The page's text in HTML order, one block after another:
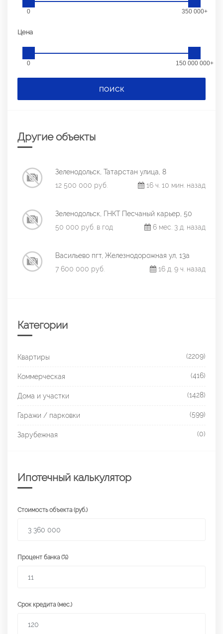
0 350 000+
Цена
0 150 000 000+
ПОИСК
Другие объекты
Зеленодольск, Татарстан улица, 8
12 500 000 руб.
16 ч. 10 мин. назад
Зеленодольск, ГНКТ Песчаный карьер, 50
50 000 руб. в год
6 мес. 3 д. назад
Васильево пгт, Железнодорожная ул, 13а
7 600 000 руб.
16 д. 9 ч. назад
Категории
Квартиры (2209)
Коммерческая (416)
Дома и участки (1428)
Гаражи / парковки (599)
Зарубежная (0)
Ипотечный калькулятор
Стоимость объекта (руб.)
Процент банка (%)
Срок кредита (мес.)